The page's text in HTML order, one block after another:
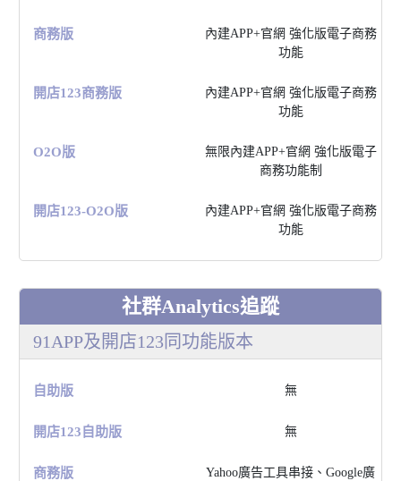
商務版
內建APP+官網 強化版電⼦商務
功能
開店123商務版
內建APP+官網 強化版電⼦商務
功能
O2O版
無限內建APP+官網 強化版電⼦
商務功能制
開店123-O2O版
內建APP+官網 強化版電⼦商務
功能
社群Analytics追蹤
91APP及開店123同功能版本
⾃助版 無
開店123⾃助版 無
商務版
Yahoo廣告⼯具串接、Google廣